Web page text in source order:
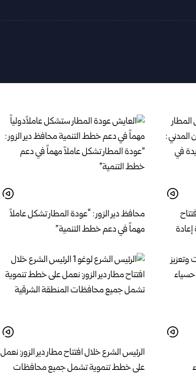
محافظ دير الزور : “عودة المطار تشكل عاملاً
مهماً في دعم خطط التنمية”
الرئيس الشرع خلال افتتاح مطار دير الزور: نعمل
على خطط تنموية تشمل جميع محافظات